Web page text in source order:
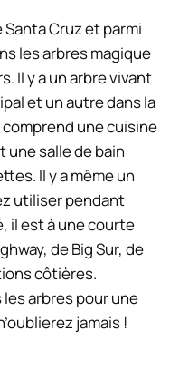
Cruz et parmi
les arbres magique
Il y a un arbre vivant
et un autre dans la
une cuisine
une salle de bain
Il y a même un
utiliser pendant
il est à une courte
de Big Sur, de
côtières.
arbres pour une
jamais !